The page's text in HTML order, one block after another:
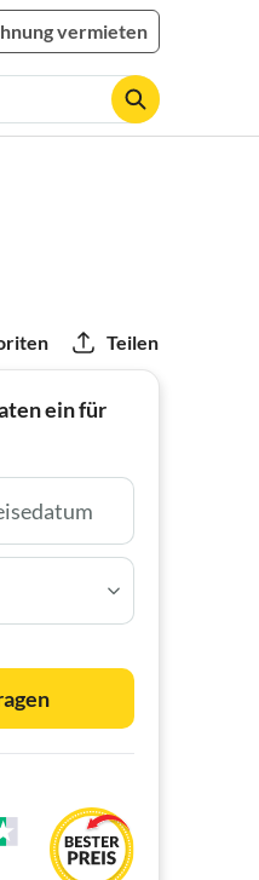
vermieten
Teilen
ein für